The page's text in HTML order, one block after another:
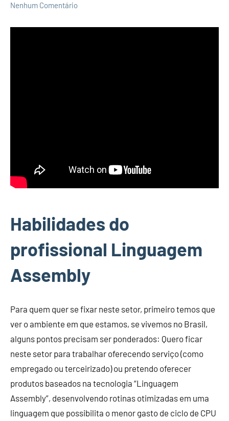
Nenhum Comentário
Habilidades do
profissional Linguagem
Assembly
Para quem quer se fixar neste setor, primeiro temos que
ver o ambiente em que estamos, se vivemos no Brasil,
alguns pontos precisam ser ponderados: Quero ficar
neste setor para trabalhar oferecendo serviço (como
empregado ou terceirizado) ou pretendo oferecer
produtos baseados na tecnologia “Linguagem
Assembly”, desenvolvendo rotinas otimizadas em uma
linguagem que possibilita o menor gasto de ciclo de CPU